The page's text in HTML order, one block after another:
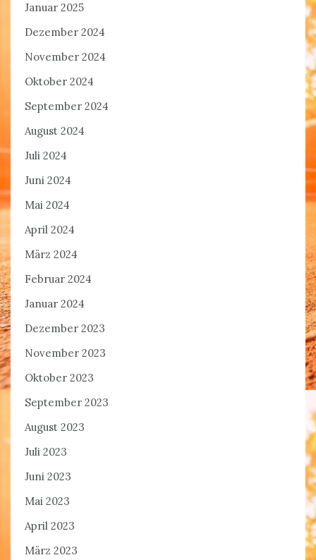
Januar 2025
Dezember 2024
November 2024
Oktober 2024
September 2024
August 2024
Juli 2024
Juni 2024
Mai 2024
April 2024
März 2024
Februar 2024
Januar 2024
Dezember 2023
November 2023
Oktober 2023
September 2023
August 2023
Juli 2023
Juni 2023
Mai 2023
April 2023
März 2023